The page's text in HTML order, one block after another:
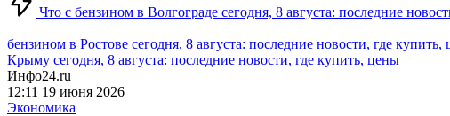
Что с бензином в Волгограде сегодня, 8 августа: последние
бензином в Ростове сегодня, 8 августа: последние новости, где купить,
Крыму сегодня, 8 августа: последние новости, где купить, цены
Инфо24.ru
12:11 19 июня 2026
Экономика